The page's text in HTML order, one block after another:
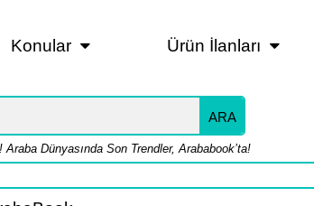
Konular Ürün İlanları
ARA
Dünyasında Son Trendler, Arababook’ta!